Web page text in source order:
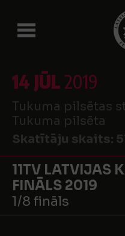
14 JŪL2019
Tukuma pilsētas
Tukuma pilsēta
Skatītāju skaits:
11TV LATVIJAS
FINĀLS 2019
1/8 fināls